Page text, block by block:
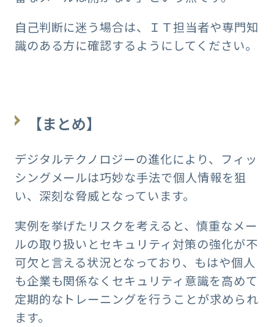
自己判断に迷う場合は、ＩＴ担当者や専門知
識のある方に確認するようにしてください。
【まとめ】
デジタルテクノロジーの進化により、フィッ
シングメールは巧妙な手法で個人情報を狙
い、深刻な脅威となっています。
実例を挙げたリスクを考えると、慎重なメー
ルの取り扱いとセキュリティ対策の強化が不
可欠と言える状況となっており、もはや個人
も企業も関係なくセキュリティ意識を高めて
定期的なトレーニングを行うことが求められ
ます。